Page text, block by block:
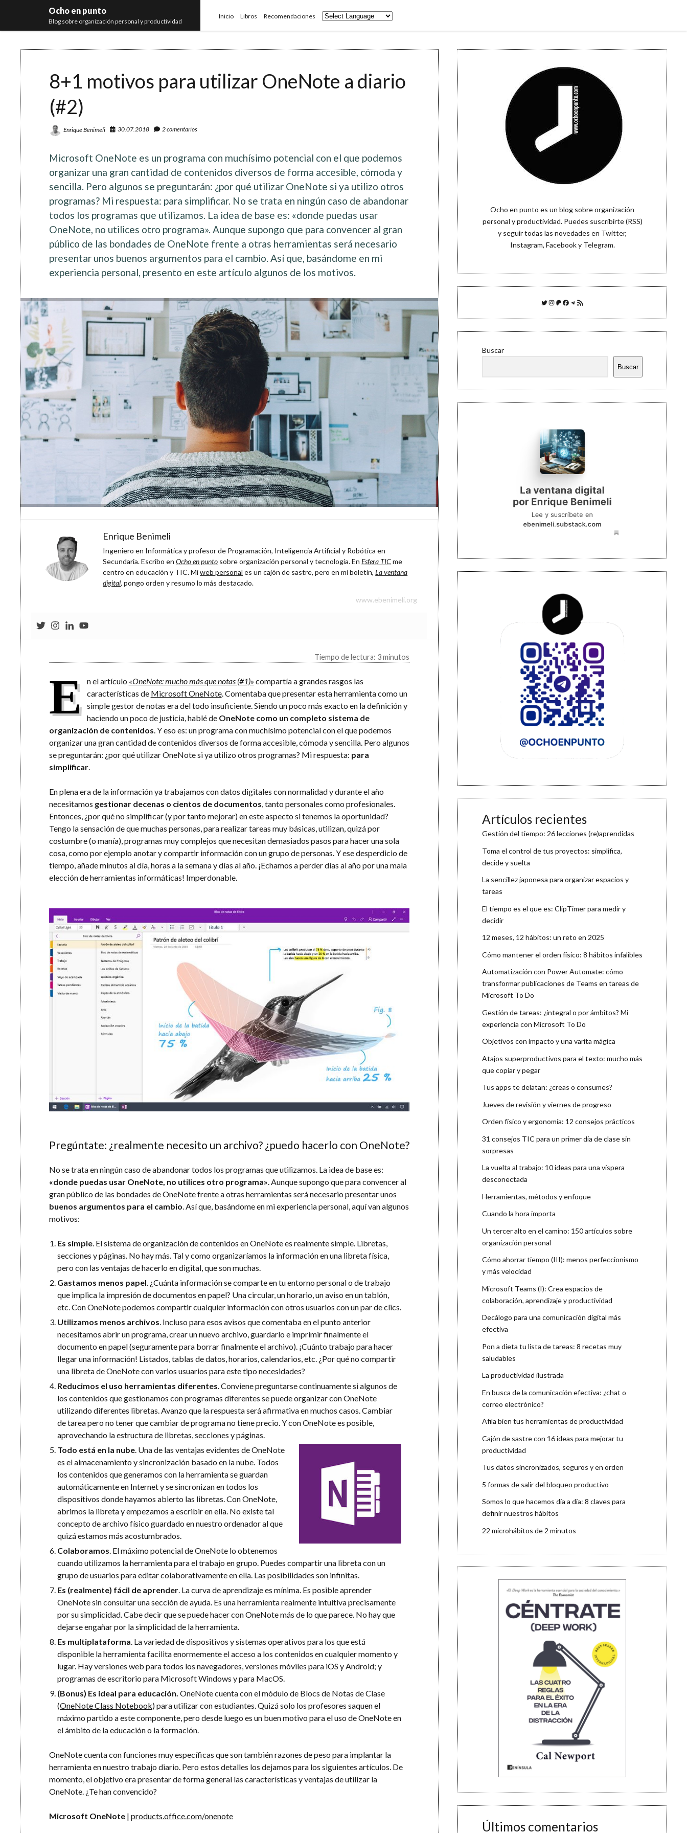
Ocho en punto
Blog sobre organización personal y productividad
Inicio Libros Recomendaciones
8+1 motivos para utilizar OneNote a diario
(#2)
Enrique Benimeli 30.07.2018 2 comentarios
Microsoft OneNote es un programa con muchísimo potencial con el que podemos
organizar una gran cantidad de contenidos diversos de forma accesible, cómoda y
sencilla. Pero algunos se preguntarán: ¿por qué utilizar OneNote si ya utilizo otros
programas? Mi respuesta: para simplificar. No se trata en ningún caso de abandonar
todos los programas que utilizamos. La idea de base es: «donde puedas usar
OneNote, no utilices otro programa». Aunque supongo que para convencer al gran
público de las bondades de OneNote frente a otras herramientas será necesario
presentar unos buenos argumentos para el cambio. Así que, basándome en mi
experiencia personal, presento en este artículo algunos de los motivos.
Enrique Benimeli
Ingeniero en Informática y profesor de Programación, Inteligencia Artificial y Robótica en
Secundaria. Escribo enOcho en punto sobre organización personal y tecnología. EnEsfera TICme
centro en educación y TIC. Miweb personal es un cajón de sastre, pero en mi boletín,La ventana
digital, pongo orden y resumo lo más destacado.
www.ebenimeli.org
Tiempo de lectura: 3 minutos
E n el artículo «OneNote: mucho más que notas (#1)» compartía a grandes rasgos las
características de Microsoft OneNote. Comentaba que presentar esta herramienta como un
simple gestor de notas era del todo insuficiente. Siendo un poco más exacto en la definición y
haciendo un poco de justicia, hablé de OneNote como un completo sistema de
organización de contenidos. Y eso es: un programa con muchísimo potencial con el que podemos
organizar una gran cantidad de contenidos diversos de forma accesible, cómoda y sencilla. Pero algunos
se preguntarán: ¿por qué utilizar OneNote si ya utilizo otros programas? Mi respuesta: para
simplificar.
En plena era de la información ya trabajamos con datos digitales con normalidad y durante el año
necesitamos gestionar decenas o cientos de documentos, tanto personales como profesionales.
Entonces, ¿por qué no simplificar (y por tanto mejorar) en este aspecto si tenemos la oportunidad?
Tengo la sensación de que muchas personas, para realizar tareas muy básicas, utilizan, quizá por
costumbre (o manía), programas muy complejos que necesitan demasiados pasos para hacer una sola
cosa, como por ejemplo anotar y compartir información con un grupo de personas. Y ese desperdicio de
tiempo, añade minutos al día, horas a la semana y días al año. ¡Echamos a perder días al año por una mala
elección de herramientas informáticas! Imperdonable.
Pregúntate: ¿realmente necesito un archivo? ¿puedo hacerlo con OneNote?
No se trata en ningún caso de abandonar todos los programas que utilizamos. La idea de base es:
«donde puedas usar OneNote, no utilices otro programa» . Aunque supongo que para convencer al
gran público de las bondades de OneNote frente a otras herramientas será necesario presentar unos
buenos argumentos para el cambio . Así que, basándome en mi experiencia personal, aquí van algunos
motivos:
Es simple. El sistema de organización de contenidos en OneNote es realmente simple. Libretas,
secciones y páginas. No hay más. Tal y como organizaríamos la información en una libreta física,
pero con las ventajas de hacerlo en digital, que son muchas.
Gastamos menos papel . ¿Cuánta información se comparte en tu entorno personal o de trabajo
que implica la impresión de documentos en papel? Una circular, un horario, un aviso en un tablón,
etc. Con OneNote podemos compartir cualquier información con otros usuarios con un par de clics.
Utilizamos menos archivos . Incluso para esos avisos que comentaba en el punto anterior
necesitamos abrir un programa, crear un nuevo archivo, guardarlo e imprimir finalmente el
documento en papel (seguramente para borrar finalmente el archivo). ¡Cuánto trabajo para hacer
llegar una información! Listados, tablas de datos, horarios, calendarios, etc. ¿Por qué no compartir
una libreta de OneNote con varios usuarios para este tipo necesidades?
Reducimos el uso herramientas diferentes . Conviene preguntarse continuamente si algunos de
los contenidos que gestionamos con programas diferentes se puede organizar con OneNote
utilizando diferentes libretas. Avanzo que la respuesta será afirmativa en muchos casos. Cambiar
de tarea pero no tener que cambiar de programa no tiene precio. Y con OneNote es posible,
aprovechando la estructura de libretas, secciones y páginas.
Todo está en la nube. Una de las ventajas evidentes de OneNote
es el almacenamiento y sincronización basado en la nube. Todos
los contenidos que generamos con la herramienta se guardan
automáticamente en Internet y se sincronizan en todos los
dispositivos donde hayamos abierto las libretas. Con OneNote,
abrimos la libreta y empezamos a escribir en ella. No existe tal
concepto de archivo físico guardado en nuestro ordenador al que
quizá estamos más acostumbrados.
Colaboramos . El máximo potencial de OneNote lo obtenemos
cuando utilizamos la herramienta para el trabajo en grupo. Puedes compartir una libreta con un
grupo de usuarios para editar colaborativamente en ella. Las posibilidades son infinitas.
Es (realmente) fácil de aprender. La curva de aprendizaje es mínima. Es posible aprender
OneNote sin consultar una sección de ayuda. Es una herramienta realmente intuitiva precisamente
por su simplicidad. Cabe decir que se puede hacer con OneNote más de lo que parece. No hay que
dejarse engañar por la simplicidad de la herramienta.
Es multiplataforma . La variedad de dispositivos y sistemas operativos para los que está
disponible la herramienta facilita enormemente el acceso a los contenidos en cualquier momento y
lugar. Hay versiones web para todos los navegadores, versiones móviles para iOS y Android; y
programas de escritorio para Microsoft Windows y para MacOS.
(Bonus) Es ideal para educación. OneNote cuenta con el módulo de Blocs de Notas de Clase
(OneNote Class Notebook) para utilizar con estudiantes. Quizá solo los profesores saquen el
máximo partido a este componente, pero desde luego es un buen motivo para el uso de OneNote en
el ámbito de la educación o la formación.
OneNote cuenta con funciones muy específicas que son también razones de peso para implantar la
herramienta en nuestro trabajo diario. Pero estos detalles los dejamos para los siguientes artículos. De
momento, el objetivo era presentar de forma general las características y ventajas de utilizar la
OneNote. ¿Te han convencido?
Microsoft OneNote| products.office.com/onenote
Sidebar
Ocho en punto es un blog sobre organización
personal y productividad. Puedes suscribirte (RSS)
y seguir todas las novedades en Twitter,
Instagram, Facebooky Telegram.
Twitter
Instagram
Patreon
Facebook
Telegram
Feed RSS
Buscar
Buscar
Artículos recientes
Gestión del tiempo: 26 lecciones (re)aprendidas
Toma el control de tus proyectos: simplifica,
decide y suelta
La sencillez japonesa para organizar espacios y
tareas
El tiempo es el que es: ClipTimer para medir y
decidir
12 meses, 12 hábitos: un reto en 2025
Cómo mantener el orden físico: 8 hábitos infalibles
Automatización con Power Automate: cómo
transformar publicaciones de Teams en tareas de
Microsoft To Do
Gestión de tareas: ¿integral o por ámbitos? Mi
experiencia con Microsoft To Do
Objetivos con impacto y una varita mágica
Atajos superproductivos para el texto: mucho más
que copiar y pegar
Tus apps te delatan: ¿creas o consumes?
Jueves de revisión y viernes de progreso
Orden físico y ergonomía: 12 consejos prácticos
31 consejos TIC para un primer día de clase sin
sorpresas
La vuelta al trabajo: 10 ideas para una víspera
desconectada
Herramientas, métodos y enfoque
Cuando la hora importa
Un tercer alto en el camino: 150 artículos sobre
organización personal
Cómo ahorrar tiempo (III): menos perfeccionismo
y más velocidad
Microsoft Teams (I): Crea espacios de
colaboración, aprendizaje y productividad
Decálogo para una comunicación digital más
efectiva
Pon a dieta tu lista de tareas: 8 recetas muy
saludables
La productividad ilustrada
En busca de la comunicación efectiva: ¿chat o
correo electrónico?
Afila bien tus herramientas de productividad
Cajón de sastre con 16 ideas para mejorar tu
productividad
Tus datos sincronizados, seguros y en orden
5 formas de salir del bloqueo productivo
Somos lo que hacemos día a día: 8 claves para
definir nuestros hábitos
22 microhábitos de 2 minutos
Últimos comentarios